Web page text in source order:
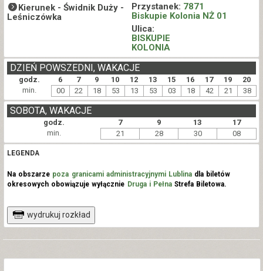
Kierunek - Świdnik Duży -
Leśniczówka
Przystanek: 7871
Biskupie Kolonia NŻ 01
Ulica:
BISKUPIE
KOLONIA
godz. 6 7 9 10 12 13 15 16 17 19 20
DZIEŃ POWSZEDNI, WAKACJE
min. 00 22 18 53 13 53 03 18 42 21 38
godz. 7 9 13 17
SOBOTA, WAKACJE
min. 21 28 30 08
LEGENDA
Na obszarze poza granicami administracyjnymi Lublinadla biletów
okresowych obowiązuje wyłącznie Druga i PełnaStrefa Biletowa.
wydrukuj rozkład